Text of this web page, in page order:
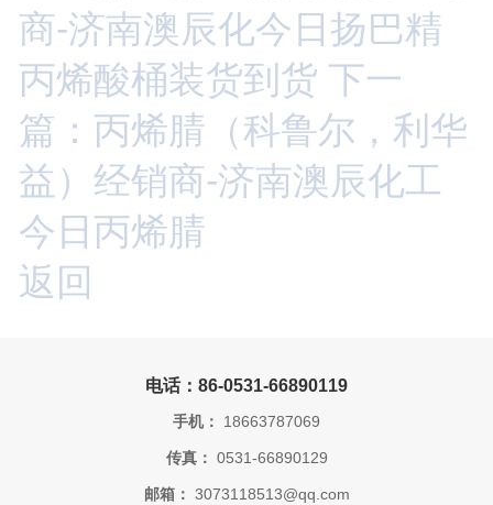
商-济南澳辰化今日扬巴精
丙烯酸桶装货到货 下一
篇：丙烯腈（科鲁尔，利华
益）经销商-济南澳辰化工
今日丙烯腈
返回
电话：86-0531-66890119
手机： 18663787069
传真： 0531-66890129
邮箱： 3073118513@qq.com